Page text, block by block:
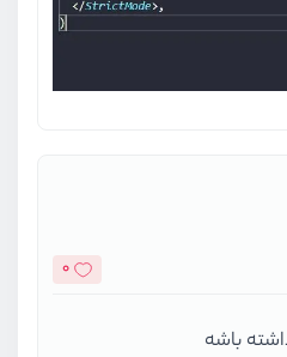
0
باشه